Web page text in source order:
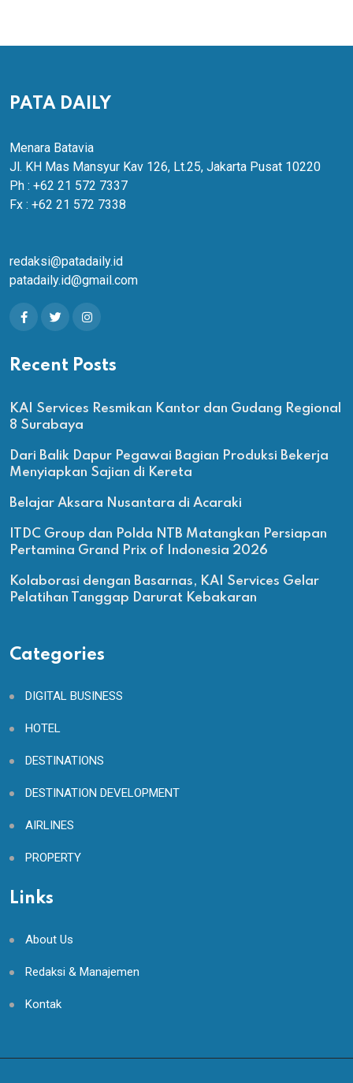
PATA DAILY
Menara Batavia
Jl. KH Mas Mansyur Kav 126, Lt.25, Jakarta Pusat 10220
Ph : +62 21 572 7337
Fx : +62 21 572 7338
redaksi@patadaily.id
patadaily.id@gmail.com
Recent Posts
KAI Services Resmikan Kantor dan Gudang Regional
8 Surabaya
Dari Balik Dapur Pegawai Bagian Produksi Bekerja
Menyiapkan Sajian di Kereta
Belajar Aksara Nusantara di Acaraki
ITDC Group dan Polda NTB Matangkan Persiapan
Pertamina Grand Prix of Indonesia 2026
Kolaborasi dengan Basarnas, KAI Services Gelar
Pelatihan Tanggap Darurat Kebakaran
Categories
DIGITAL BUSINESS
HOTEL
DESTINATIONS
DESTINATION DEVELOPMENT
AIRLINES
PROPERTY
Links
About Us
Redaksi & Manajemen
Kontak